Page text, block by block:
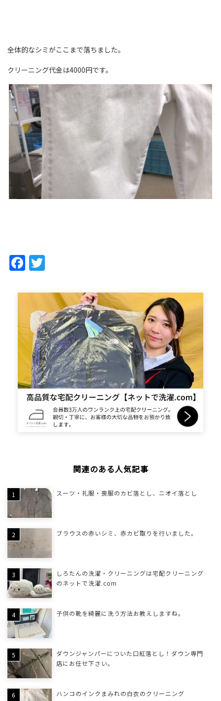
全体的なシミがここまで落ちました。
クリーニング代金は4000円です。
Facebook
関連のある人気記事
スーツ・礼服・喪服のカビ落とし、ニオイ落とし
ブラウスの赤いシミ、赤カビ取りを行いました。
しろたんの洗濯・クリーニングは宅配クリーニング
のネットで洗濯.com
子供の靴を綺麗に洗う方法お教えしますね。
ダウンジャンパーについた口紅落とし！ダウン専門
店にお任せ下さい。
ハンコのインクまみれの白衣のクリーニング